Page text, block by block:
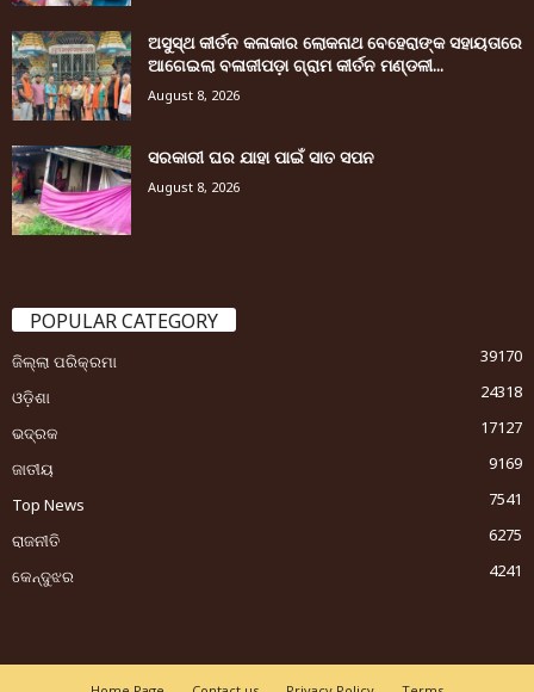
ଅସୁସ୍ଥ କୀର୍ତନ କଳାକାର ଲୋକନାଥ ବେହେରାଙ୍କ ସହାୟତାରେ
ଆଗେଇଲା ବଳାଜୀପଡ଼ା ଗ୍ରାମ କୀର୍ତନ ମଣ୍ଡଳୀ...
August 8, 2026
ସରକାରୀ ଘର ଯାହା ପାଇଁ ସାତ ସପନ
August 8, 2026
POPULAR CATEGORY
ଜିଲ୍ଲା ପରିକ୍ରମା
39170
ଓଡ଼ିଶା
24318
ଭଦ୍ରକ
17127
ଜାତୀୟ
9169
Top News
7541
ରାଜନୀତି
6275
କେନ୍ଦୁଝର
4241